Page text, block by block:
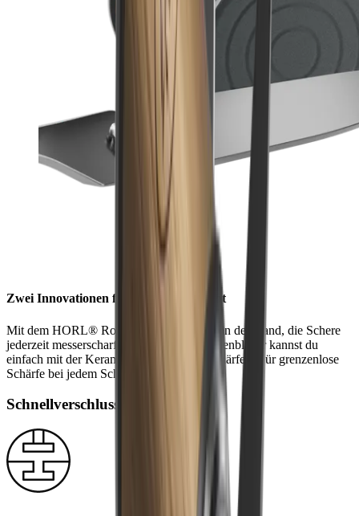
Zwei Innovationen füreinander gemacht
Mit dem HORL® Rollschleifer hast du es in der Hand, die Schere
jederzeit messerscharf zu halten. Die Scherenblätter kannst du
einfach mit der Keramik Abziehscheibe schärfen. Für grenzenlose
Schärfe bei jedem Schnitt.
Schnellverschluss